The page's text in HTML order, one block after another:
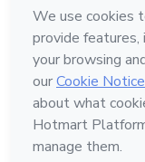
Conheça a Hotmart
Idioma
Português